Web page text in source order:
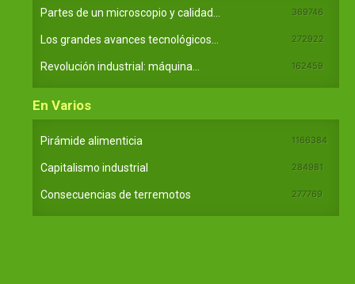
Partes de un microscopio y calidad... 369746
Los grandes avances tecnológicos... 272922
Revolución industrial: máquina... 162459
En Varios
Pirámide alimenticia 1166384
Capitalismo industrial 284981
Consecuencias de terremotos 277769